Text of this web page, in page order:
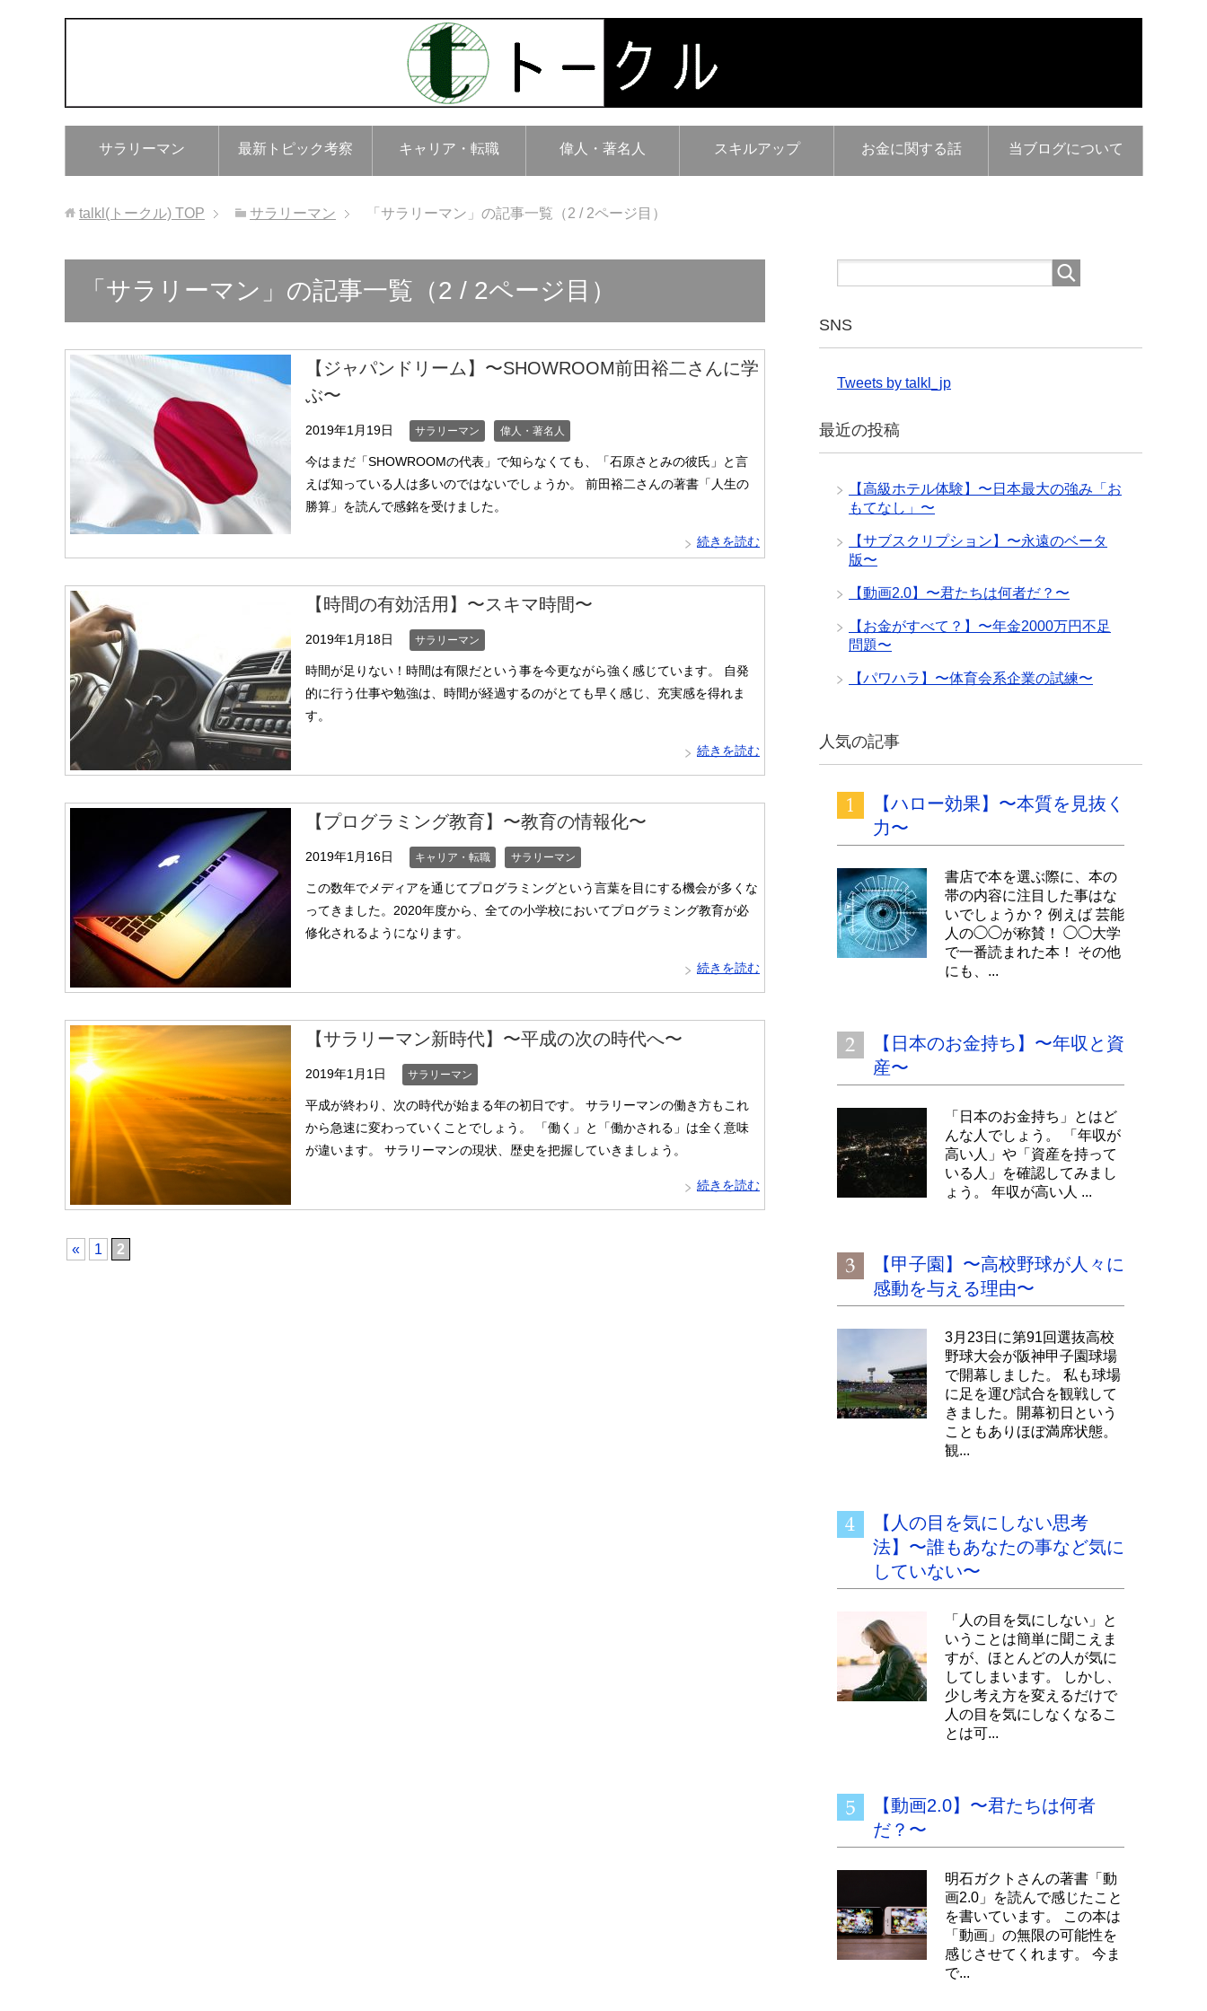
サラリーマン 最新トピック考察 キャリア・転職 偉人・著名人 スキルアップ お金に関する話 当ブログについて
talkl(トークル) TOP サラリーマン 「サラリーマン」の記事一覧（2 / 2ページ目）
「サラリーマン」の記事一覧（2 / 2ページ目）
【ジャパンドリーム】〜SHOWROOM前田裕二さんに学
ぶ〜
2019年1月19日 サラリーマン 偉人・著名人
今はまだ「SHOWROOMの代表」で知らなくても、「石原さとみの彼氏」と言
えば知っている人は多いのではないでしょうか。 前田裕二さんの著書「人生の
勝算」を読んで感銘を受けました。
続きを読む
【時間の有効活用】〜スキマ時間〜
2019年1月18日 サラリーマン
時間が足りない！時間は有限だという事を今更ながら強く感じています。 自発
的に行う仕事や勉強は、時間が経過するのがとても早く感じ、充実感を得れま
す。
続きを読む
【プログラミング教育】〜教育の情報化〜
2019年1月16日 キャリア・転職 サラリーマン
この数年でメディアを通じてプログラミングという言葉を目にする機会が多くな
ってきました。2020年度から、全ての小学校においてプログラミング教育が必
修化されるようになります。
続きを読む
【サラリーマン新時代】〜平成の次の時代へ〜
2019年1月1日 サラリーマン
平成が終わり、次の時代が始まる年の初日です。 サラリーマンの働き方もこれ
から急速に変わっていくことでしょう。 「働く」と「働かされる」は全く意味
が違います。 サラリーマンの現状、歴史を把握していきましょう。
続きを読む
« 1 2
SNS
Tweets by talkl_jp
最近の投稿
【高級ホテル体験】〜日本最大の強み「お
もてなし」〜
【サブスクリプション】〜永遠のベータ
版〜
【動画2.0】〜君たちは何者だ？〜
【お金がすべて？】〜年金2000万円不足
問題〜
【パワハラ】〜体育会系企業の試練〜
人気の記事
【ハロー効果】〜本質を見抜く
力〜
書店で本を選ぶ際に、本の
帯の内容に注目した事はな
いでしょうか？ 例えば 芸能
人の◯◯が称賛！ ◯◯大学
で一番読まれた本！ その他
にも、...
【日本のお金持ち】〜年収と資
産〜
「日本のお金持ち」とはど
んな人でしょう。 「年収が
高い人」や「資産を持って
いる人」を確認してみまし
ょう。 年収が高い人 ...
【甲子園】〜高校野球が人々に
感動を与える理由〜
3月23日に第91回選抜高校
野球大会が阪神甲子園球場
で開幕しました。 私も球場
に足を運び試合を観戦して
きました。開幕初日という
こともありほぼ満席状態。
観...
【人の目を気にしない思考
法】〜誰もあなたの事など気に
していない〜
「人の目を気にしない」と
いうことは簡単に聞こえま
すが、ほとんどの人が気に
してしまいます。 しかし、
少し考え方を変えるだけで
人の目を気にしなくなるこ
とは可...
【動画2.0】〜君たちは何者
だ？〜
明石ガクトさんの著書「動
画2.0」を読んで感じたこと
を書いています。 この本は
「動画」の無限の可能性を
感じさせてくれます。 今ま
で...